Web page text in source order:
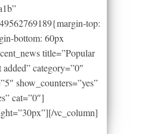
top:
bottom: 60px
title=”Popular
category=”0″
show_counters=”yes”
cat=”0″]
vc_column]